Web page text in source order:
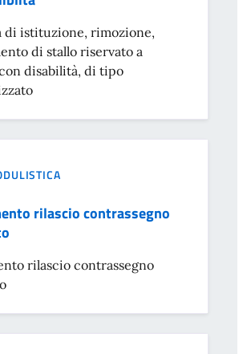
di istituzione, rimozione,
di stallo riservato a
disabilità, di tipo
rilascio contrassegno
rilascio contrassegno